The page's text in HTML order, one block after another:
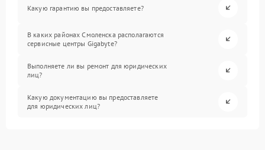
Какую гарантию вы предоставляете?
В каких районах Смоленска располагаются
сервисные центры Gigabyte?
Выполняете ли вы ремонт для юридических
лиц?
Какую документацию вы предоставляете
для юридических лиц?